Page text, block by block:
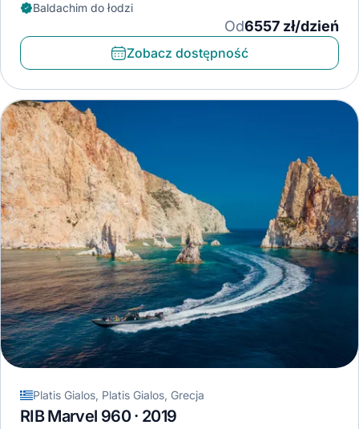
Baldachim do łodzi
Od6557 zł/dzień
Zobacz dostępność
Platis Gialos, Platis Gialos, Grecja
RIB Marvel 960 · 2019